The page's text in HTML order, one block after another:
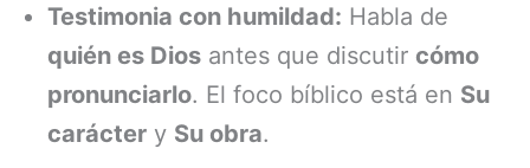
Testimonia con humildad: Habla de
quién es Dios antes que discutir cómo
pronunciarlo. El foco bíblico está en Su
carácter y Su obra.